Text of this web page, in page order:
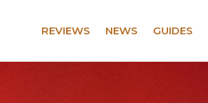
REVIEWS NEWS GUIDES